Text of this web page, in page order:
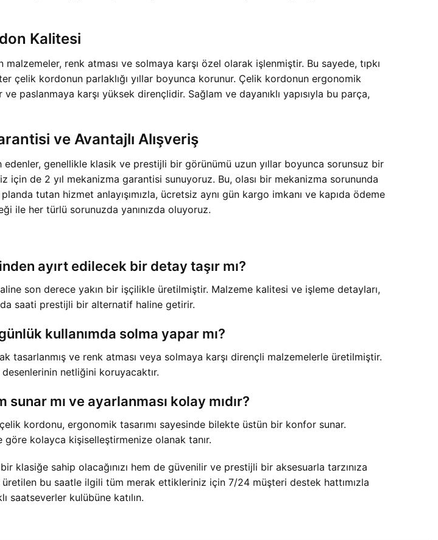
Kalitesi
renk atması ve solmaya karşı özel olarak işlenmiştir. Bu sayede, tıpkı
çelik kordonun parlaklığı yıllar boyunca korunur. Çelik kordonun ergonomik
paslanmaya karşı yüksek dirençlidir. Sağlam ve dayanıklı yapısıyla bu parça,
ve Avantajlı Alışveriş
genellikle klasik ve prestijli bir görünümü uzun yıllar boyunca sorunsuz bir
de 2 yıl mekanizma garantisi sunuyoruz. Bu, olası bir mekanizma sorununda
tutan hizmet anlayışımızla, ücretsiz aynı gün kargo imkanı ve kapıda ödeme
ile her türlü sorunuzda yanınızda oluyoruz.
ayırt edilecek bir detay taşır mı?
son derece yakın bir işçilikle üretilmiştir. Malzeme kalitesi ve işleme detayları,
saati prestijli bir alternatif haline getirir.
kullanımda solma yapar mı?
tasarlanmış ve renk atması veya solmaya karşı dirençli malzemelerle üretilmiştir.
desenlerinin netliğini koruyacaktır.
mı ve ayarlanması kolay mıdır?
kordonu, ergonomik tasarımı sayesinde bilekte üstün bir konfor sunar.
kolayca kişiselleştirmenize olanak tanır.
sahip olacağınızı hem de güvenilir ve prestijli bir aksesuarla tarzınıza
bu saatle ilgili tüm merak ettikleriniz için 7/24 müşteri destek hattımızla
saatseverler kulübüne katılın.